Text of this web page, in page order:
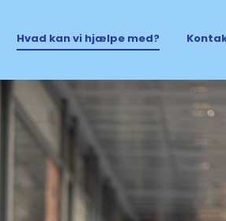
Hvad kan vi hjælpe med?